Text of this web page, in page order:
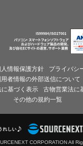
情報保護方針
プライバシ
者情報の外部送信について
基づく表示
古物営業法に
その他の規約一覧
CORPORATION All